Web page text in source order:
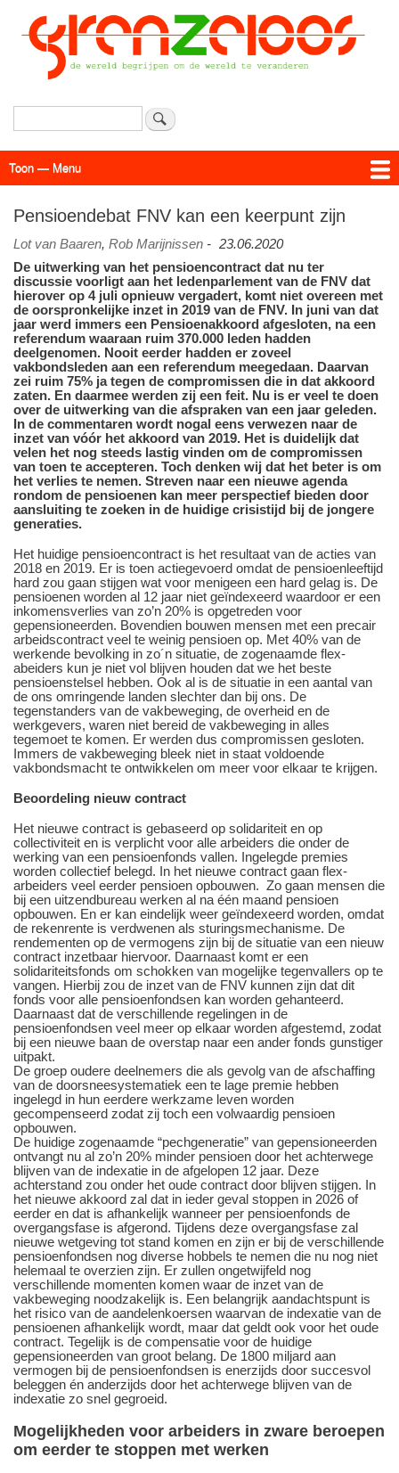
Overslaan
en
naar
de
Zoeken
Menu
Toon — Menu
Pensioendebat FNV kan een keerpunt zijn
Lot van Baaren, Rob Marijnissen - 23.06.2020
De uitwerking van het pensioencontract dat nu ter
discussie voorligt aan het ledenparlement van de FNV dat
hierover op 4 juli opnieuw vergadert, komt niet overeen met
de oorspronkelijke inzet in 2019 van de FNV. In juni van dat
jaar werd immers een Pensioenakkoord afgesloten, na een
referendum waaraan ruim 370.000 leden hadden
deelgenomen. Nooit eerder hadden er zoveel
vakbondsleden aan een referendum meegedaan. Daarvan
zei ruim 75% ja tegen de compromissen die in dat akkoord
zaten. En daarmee werden zij een feit. Nu is er veel te doen
over de uitwerking van die afspraken van een jaar geleden.
In de commentaren wordt nogal eens verwezen naar de
inzet van vóór het akkoord van 2019. Het is duidelijk dat
velen het nog steeds lastig vinden om de compromissen
van toen te accepteren. Toch denken wij dat het beter is om
het verlies te nemen. Streven naar een nieuwe agenda
rondom de pensioenen kan meer perspectief bieden door
aansluiting te zoeken in de huidige crisistijd bij de jongere
generaties.
Het huidige pensioencontract is het resultaat van de acties van
2018 en 2019. Er is toen actiegevoerd omdat de pensioenleeftijd
hard zou gaan stijgen wat voor menigeen een hard gelag is. De
pensioenen worden al 12 jaar niet geïndexeerd waardoor er een
inkomensverlies van zo’n 20% is opgetreden voor
gepensioneerden. Bovendien bouwen mensen met een precair
arbeidscontract veel te weinig pensioen op. Met 40% van de
werkende bevolking in zo´n situatie, de zogenaamde flex-
abeiders kun je niet vol blijven houden dat we het beste
pensioenstelsel hebben. Ook al is de situatie in een aantal van
de ons omringende landen slechter dan bij ons. De
tegenstanders van de vakbeweging, de overheid en de
werkgevers, waren niet bereid de vakbeweging in alles
tegemoet te komen. Er werden dus compromissen gesloten.
Immers de vakbeweging bleek niet in staat voldoende
vakbondsmacht te ontwikkelen om meer voor elkaar te krijgen.
Beoordeling nieuw contract
Het nieuwe contract is gebaseerd op solidariteit en op
collectiviteit en is verplicht voor alle arbeiders die onder de
werking van een pensioenfonds vallen. Ingelegde premies
worden collectief belegd. In het nieuwe contract gaan flex-
arbeiders veel eerder pensioen opbouwen. Zo gaan mensen die
bij een uitzendbureau werken al na één maand pensioen
opbouwen. En er kan eindelijk weer geïndexeerd worden, omdat
de rekenrente is verdwenen als sturingsmechanisme. De
rendementen op de vermogens zijn bij de situatie van een nieuw
contract inzetbaar hiervoor. Daarnaast komt er een
solidariteitsfonds om schokken van mogelijke tegenvallers op te
vangen. Hierbij zou de inzet van de FNV kunnen zijn dat dit
fonds voor alle pensioenfondsen kan worden gehanteerd.
Daarnaast dat de verschillende regelingen in de
pensioenfondsen veel meer op elkaar worden afgestemd, zodat
bij een nieuwe baan de overstap naar een ander fonds gunstiger
uitpakt.
De groep oudere deelnemers die als gevolg van de afschaffing
van de doorsneesystematiek een te lage premie hebben
ingelegd in hun eerdere werkzame leven worden
gecompenseerd zodat zij toch een volwaardig pensioen
opbouwen.
De huidige zogenaamde “pechgeneratie” van gepensioneerden
ontvangt nu al zo’n 20% minder pensioen door het achterwege
blijven van de indexatie in de afgelopen 12 jaar. Deze
achterstand zou onder het oude contract door blijven stijgen. In
het nieuwe akkoord zal dat in ieder geval stoppen in 2026 of
eerder en dat is afhankelijk wanneer per pensioenfonds de
overgangsfase is afgerond. Tijdens deze overgangsfase zal
nieuwe wetgeving tot stand komen en zijn er bij de verschillende
pensioenfondsen nog diverse hobbels te nemen die nu nog niet
helemaal te overzien zijn. Er zullen ongetwijfeld nog
verschillende momenten komen waar de inzet van de
vakbeweging noodzakelijk is. Een belangrijk aandachtspunt is
het risico van de aandelenkoersen waarvan de indexatie van de
pensioenen afhankelijk wordt, maar dat geldt ook voor het oude
contract. Tegelijk is de compensatie voor de huidige
gepensioneerden van groot belang. De 1800 miljard aan
vermogen bij de pensioenfondsen is enerzijds door succesvol
beleggen én anderzijds door het achterwege blijven van de
indexatie zo snel gegroeid.
Mogelijkheden voor arbeiders in zware beroepen
om eerder te stoppen met werken